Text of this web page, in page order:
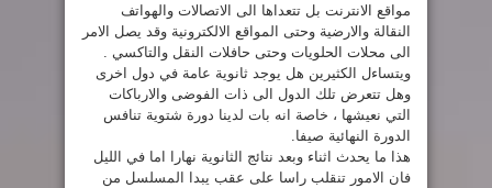
مواقع الانترنت بل تتعداها الى الاتصالات والهواتف
النقالة والارضية وحتى المواقع الالكترونية وقد يصل الامر
الى محلات الحلويات وحتى حافلات النقل والتاكسي .
ويتساءل الكثيرين هل يوجد ثانوية عامة في دول اخرى
وهل تتعرض تلك الدول الى ذات الفوضى والارباكات
التي نعيشها ، خاصة انه بات لدينا دورة شتوية تنافس
الدورة النهائية صيفا.
هذا ما يحدث اثناء وبعد نتائج الثانوية نهارا اما في الليل
فان الامور تنقلب راسا على عقب يبدا المسلسل من